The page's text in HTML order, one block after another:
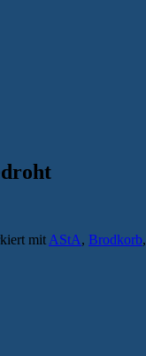
mit AStA, Brodkorb,